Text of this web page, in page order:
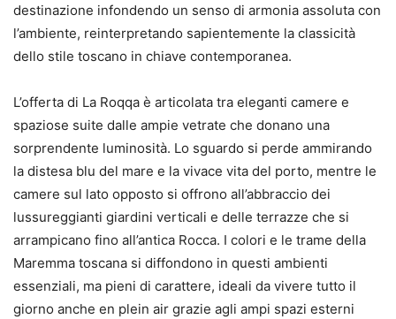
destinazione infondendo un senso di armonia assoluta con
l’ambiente, reinterpretando sapientemente la classicità
dello stile toscano in chiave contemporanea.
L’offerta di La Roqqa è articolata tra eleganti camere e
spaziose suite dalle ampie vetrate che donano una
sorprendente luminosità. Lo sguardo si perde ammirando
la distesa blu del mare e la vivace vita del porto, mentre le
camere sul lato opposto si offrono all’abbraccio dei
lussureggianti giardini verticali e delle terrazze che si
arrampicano fino all’antica Rocca. I colori e le trame della
Maremma toscana si diffondono in questi ambienti
essenziali, ma pieni di carattere, ideali da vivere tutto il
giorno anche en plein air grazie agli ampi spazi esterni